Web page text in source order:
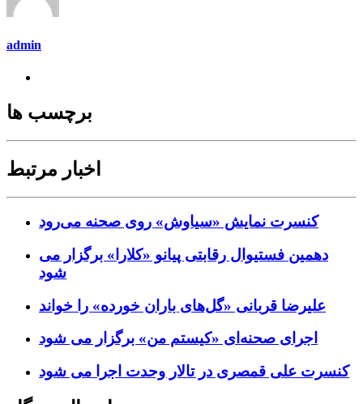
admin
برچسب ها
اخبار مرتبط
کنسرت‌ نمایش «سیاوش» روی صحنه می‌رود
دهمین فستیوال رقابتی پیانو «کلارا» برگزار می
شود
علیرضا قربانی «گل‌های باران خورده» را خواند
اجرای صحنه‌ای «کیستم من» برگزار می شود
کنسرت علی قمصری در تالار وحدت اجرا می شود